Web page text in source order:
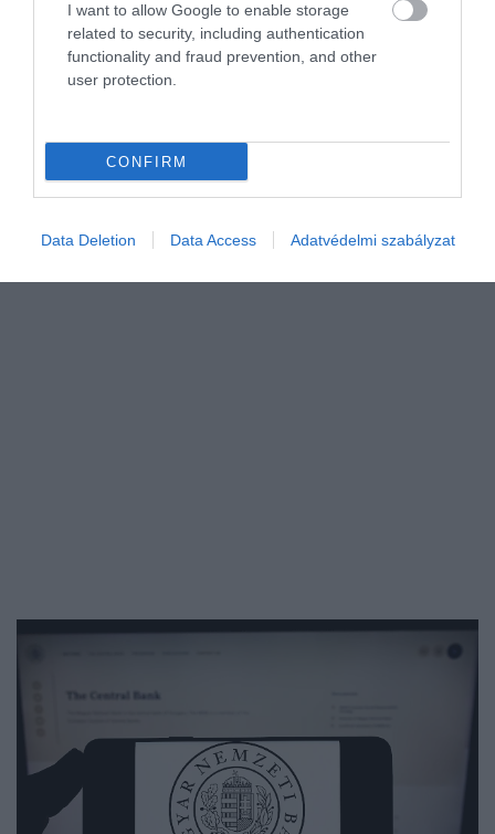
I want to allow Google to enable storage
related to security, including authentication
functionality and fraud prevention, and other
user protection.
CONFIRM
Data Deletion Data Access Adatvédelmi szabályzat
ésszerűség határát"
A Magyar Kereskedelmi és Iparkamara (MKIK) elnöke már
kijelentéseket a magyar gazdaság jelenéről és még több